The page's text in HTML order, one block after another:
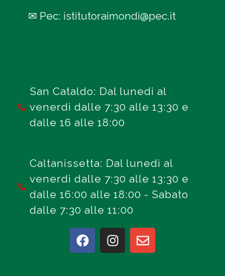
✉ Pec: istitutoraimondi@pec.it
San Cataldo: Dal lunedi al
venerdì dalle 7:30 alle 13:30 e
dalle 16 alle 18:00
Caltanissetta: Dal lunedì al
venerdì dalle 7:30 alle 13:30 e
dalle 16:00 alle 18:00 - Sabato
dalle 7:30 alle 11:00